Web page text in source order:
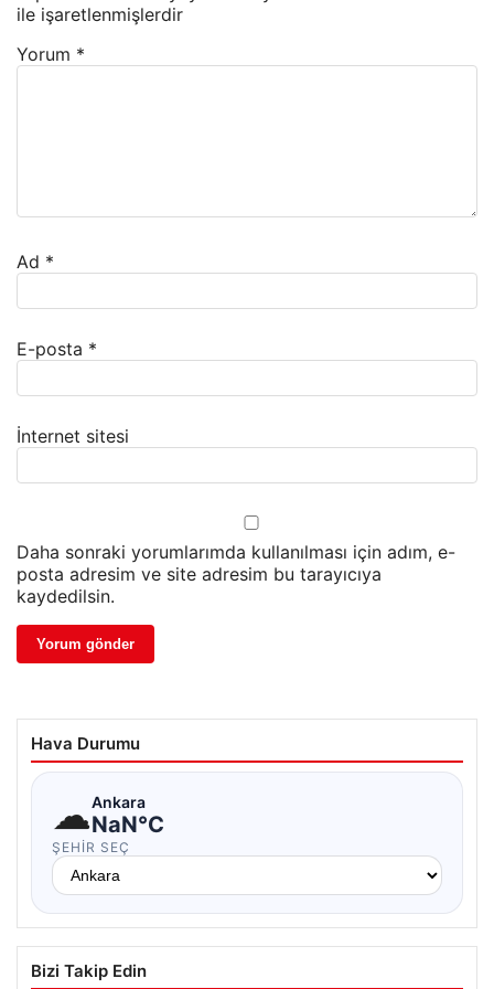
ile işaretlenmişlerdir
Yorum *
Ad *
E-posta *
İnternet sitesi
Daha sonraki yorumlarımda kullanılması için adım, e-
posta adresim ve site adresim bu tarayıcıya
kaydedilsin.
Hava Durumu
☁Ankara
NaN°C
ŞEHIR SEÇ
Bizi Takip Edin